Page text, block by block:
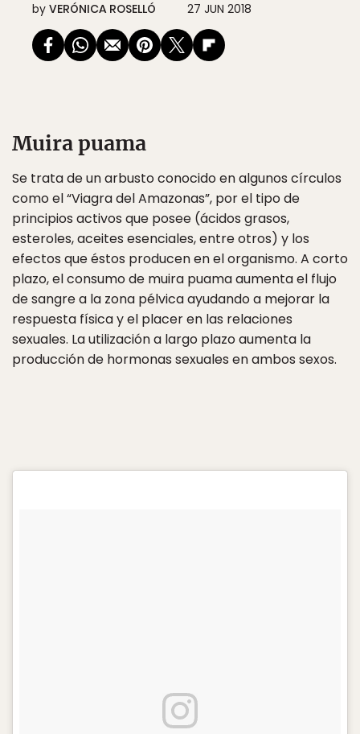
by VERÓNICA ROSELLÓ 27 JUN 2018
Muira puama
Se trata de un arbusto conocido en algunos círculos
como el “Viagra del Amazonas”, por el tipo de
principios activos que posee (ácidos grasos,
esteroles, aceites esenciales, entre otros) y los
efectos que éstos producen en el organismo. A corto
plazo, el consumo de muira puama aumenta el flujo
de sangre a la zona pélvica ayudando a mejorar la
respuesta física y el placer en las relaciones
sexuales. La utilización a largo plazo aumenta la
producción de hormonas sexuales en ambos sexos.